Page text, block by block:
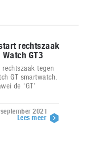
rechtszaak
GT3
tegen
GT smartwatch.
de ‘GT’
2021
Lees meer